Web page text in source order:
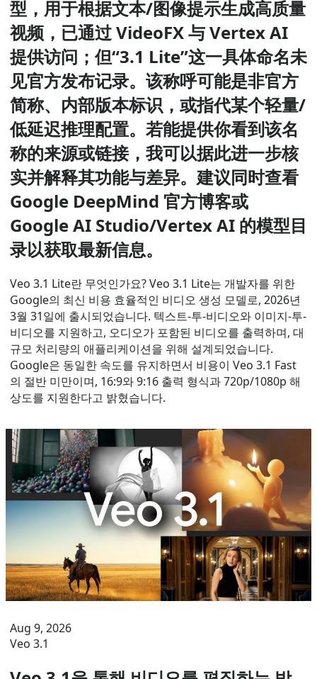
型，用于根据文本/图像提示生成高质量
视频，已通过 VideoFX 与 Vertex AI
提供访问；但“3.1 Lite”这一具体命名未
见官方发布记录。该称呼可能是非官方
简称、内部版本标识，或指代某个轻量/
低延迟推理配置。若能提供你看到该名
称的来源或链接，我可以据此进一步核
实并解释其功能与差异。建议同时查看
Google DeepMind 官方博客或
Google AI Studio/Vertex AI 的模型目
录以获取最新信息。
Veo 3.1 Lite란 무엇인가요? Veo 3.1 Lite는 개발자를 위한
Google의 최신 비용 효율적인 비디오 생성 모델로, 2026년
3월 31일에 출시되었습니다. 텍스트-투-비디오와 이미지-투-
비디오를 지원하고, 오디오가 포함된 비디오를 출력하며, 대
규모 처리량의 애플리케이션을 위해 설계되었습니다.
Google은 동일한 속도를 유지하면서 비용이 Veo 3.1 Fast
의 절반 미만이며, 16:9와 9:16 출력 형식과 720p/1080p 해
상도를 지원한다고 밝혔습니다.
Aug 9, 2026
Veo 3.1